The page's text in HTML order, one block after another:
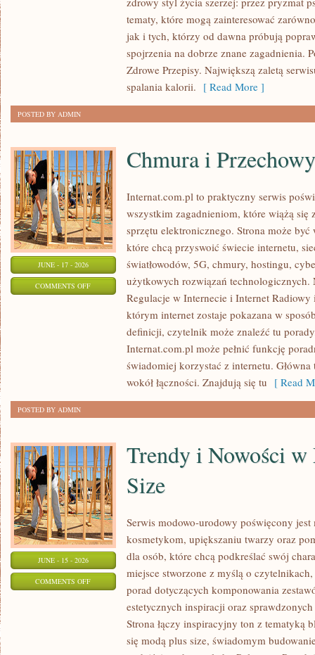
tematy, które mogą zainteresować
jak i tych, którzy od dawna próbują
spojrzenia na dobrze znane zagadnienia.
Zdrowe Przepisy. Największą zaletą
spalania kalorii. [ Read More ]
POSTED BY ADMIN
JUNE - 17 - 2026
COMMENTS OFFON
PRZECHOWYWANIE
Chmura i
Internat.com.pl to praktyczny serwis
wszystkim zagadnieniom, które wiążą się
sprzętu elektronicznego. Strona może
które chcą przyswoić świecie internetu,
światłowodów, 5G, chmury, hostingu,
użytkowych rozwiązań technologicznych.
Regulacje w Internecie i Internet
którym internet zostaje pokazana w
definicji, czytelnik może znaleźć tu
Internat.com.pl może pełnić funkcję
świadomiej korzystać z internetu.
wokół łączności. Znajdują się tu [ Read
POSTED BY ADMIN
JUNE - 15 - 2026
COMMENTS OFFON
Trendy i Nowości w
Size
Serwis modowo-urodowy poświęcony
kosmetykom, upiększaniu twarzy oraz
dla osób, które chcą podkreślać swój
miejsce stworzone z myślą o
porad dotyczących komponowania
estetycznych inspiracji oraz
Strona łączy inspiracyjny ton z tematyką
się modą plus size, świadomym